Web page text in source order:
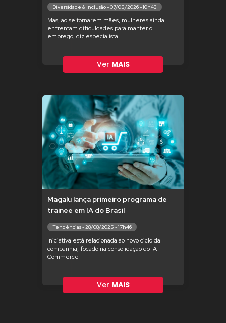
Diversidade & Inclusão - 07/05/2026 - 10h43
Mas, ao se tornarem mães, mulheres ainda
enfrentam dificuldades para manter o
emprego, diz especialista
Ver MAIS
Magalu lança primeiro programa de
trainee em IA do Brasil
Tendências - 28/08/2025 - 17h46
Iniciativa está relacionada ao novo ciclo da
companhia, focado na consolidação do IA
Commerce
Ver MAIS